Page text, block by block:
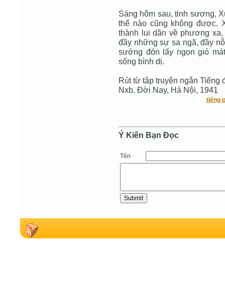
Sáng hôm sau, tinh sương,
thế nào cũng không được.
thành lui dần về phương
đầy những sự sa ngã, đầy
sướng đón lấy ngọn gió
sống bình dị.
Rút từ tập truyện ngắn Tiếng
Nxb. Đời Nay, Hà Nội, 1941
tiếng
Ý Kiến Bạn Ðọc
Tên